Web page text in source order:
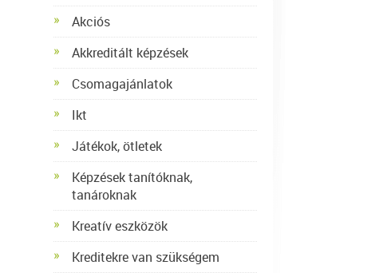
Akciós
Akkreditált képzések
Csomagajánlatok
Ikt
Játékok, ötletek
Képzések tanítóknak,
tanároknak
Kreatív eszközök
Kreditekre van szükségem